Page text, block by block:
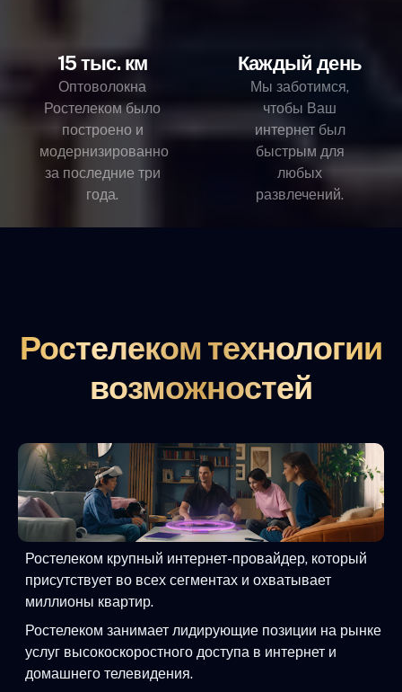
15 тыс. км
Оптоволокна
Ростелеком было
построено и
модернизированно
за последние три
года.
Каждый день
Мы заботимся,
чтобы Ваш
интернет был
быстрым для
любых
развлечений.
Ростелеком технологии
возможностей
Ростелеком крупный интернет-провайдер, который
присутствует во всех сегментах и охватывает
миллионы квартир.
Ростелеком занимает лидирующие позиции на рынке
услуг высокоскоростного доступа в интернет и
домашнего телевидения.